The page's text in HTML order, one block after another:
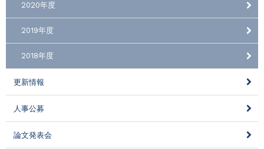
2020年度
2019年度
2018年度
更新情報
人事公募
論文発表会